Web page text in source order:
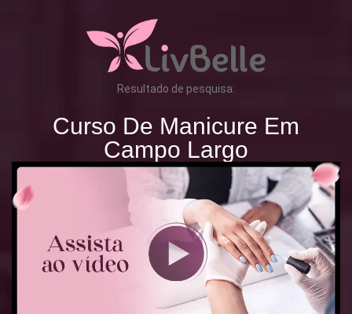
Resultado de pesquisa:
Curso De Manicure Em
Campo Largo